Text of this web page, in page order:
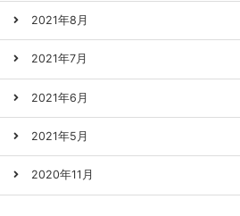
2021年8月
2021年7月
2021年6月
2021年5月
2020年11月